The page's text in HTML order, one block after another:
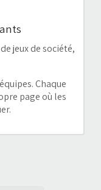
jeux de société,
Chaque
page où les